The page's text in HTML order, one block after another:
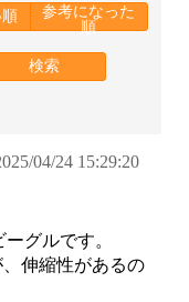
参考になった
順
検索
04/24 15:29:20
グルです。
伸縮性があるの